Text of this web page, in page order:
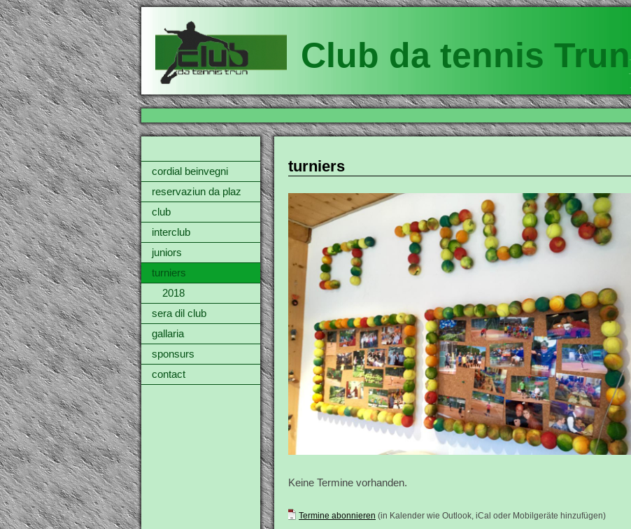
Club da tennis Trun
cordial beinvegni
reservaziun da plaz
club
interclub
juniors
turniers
2018
sera dil club
gallaria
sponsurs
contact
turniers
Keine Termine vorhanden.
Termine abonnieren (in Kalender wie Outlook, iCal oder Mobilgeräte hinzufügen)